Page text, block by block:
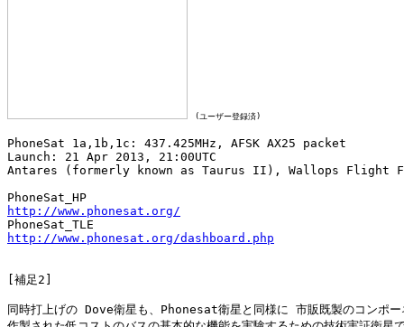
(ユーザー登録済)
PhoneSat 1a,1b,1c: 437.425MHz, AFSK AX25 packet
Launch: 21 Apr 2013, 21:00UTC
Antares (formerly known as Taurus II), Wallops Flight
http://www.phonesat.org/
http://www.phonesat.org/dashboard.php
[補足2]
同時打上げの Dove衛星も、Phonesat衛星と同様に 市販既製のコンポー